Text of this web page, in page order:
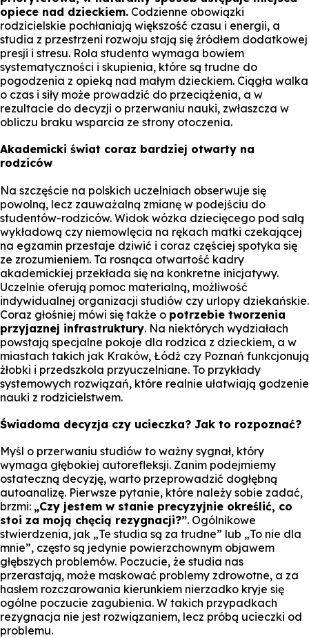
opiece nad dzieckiem. Codzienne obowiązki
rodzicielskie pochłaniają większość czasu i energii, a
studia z przestrzeni rozwoju stają się źródłem dodatkowej
presji i stresu. Rola studenta wymaga bowiem
systematyczności i skupienia, które są trudne do
pogodzenia z opieką nad małym dzieckiem. Ciągła walka
o czas i siły może prowadzić do przeciążenia, a w
rezultacie do decyzji o przerwaniu nauki, zwłaszcza w
obliczu braku wsparcia ze strony otoczenia.
Akademicki świat coraz bardziej otwarty na
rodziców
Na szczęście na polskich uczelniach obserwuje się
powolną, lecz zauważalną zmianę w podejściu do
studentów-rodziców. Widok wózka dziecięcego pod salą
wykładową czy niemowlęcia na rękach matki czekającej
na egzamin przestaje dziwić i coraz częściej spotyka się
ze zrozumieniem. Ta rosnąca otwartość kadry
akademickiej przekłada się na konkretne inicjatywy.
Uczelnie oferują pomoc materialną, możliwość
indywidualnej organizacji studiów czy urlopy dziekańskie.
Coraz głośniej mówi się także o potrzebie tworzenia
przyjaznej infrastruktury. Na niektórych wydziałach
powstają specjalne pokoje dla rodzica z dzieckiem, a w
miastach takich jak Kraków, Łódź czy Poznań funkcjonują
żłobki i przedszkola przyuczelniane. To przykłady
systemowych rozwiązań, które realnie ułatwiają godzenie
nauki z rodzicielstwem.
Świadoma decyzja czy ucieczka? Jak to rozpoznać?
Myśl o przerwaniu studiów to ważny sygnał, który
wymaga głębokiej autorefleksji. Zanim podejmiemy
ostateczną decyzję, warto przeprowadzić dogłębną
autoanalizę. Pierwsze pytanie, które należy sobie zadać,
brzmi: „Czy jestem w stanie precyzyjnie określić, co
stoi za moją chęcią rezygnacji?”. Ogólnikowe
stwierdzenia, jak „Te studia są za trudne” lub „To nie dla
mnie”, często są jedynie powierzchownym objawem
głębszych problemów. Poczucie, że studia nas
przerastają, może maskować problemy zdrowotne, a za
hasłem rozczarowania kierunkiem nierzadko kryje się
ogólne poczucie zagubienia. W takich przypadkach
rezygnacja nie jest rozwiązaniem, lecz próbą ucieczki od
problemu.